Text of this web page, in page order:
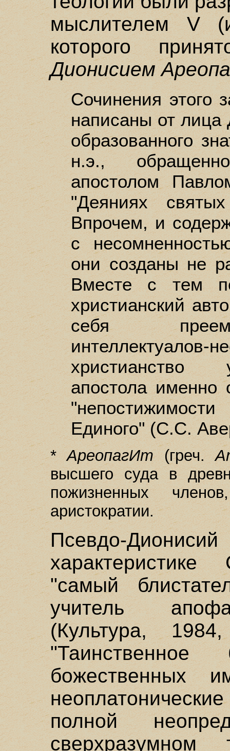
мыслителем V
которого
Дионисием
Сочинения этого
написаны от лица
образованного
н.э.,
апостолом
"Деяниях
Впрочем, и
с
они созданы не
Вместе с тем
христианский
себя
интеллектуалов-
христианство
апостола
Единого" (С.С.
*АреопагИт(греч.
высшего суда в
пожизненных
аристократии.
Псевдо-
"самый
учитель
(Культура,
божественных
полной